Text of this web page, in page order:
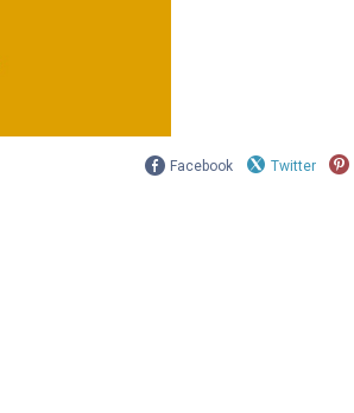
Facebook Twitter